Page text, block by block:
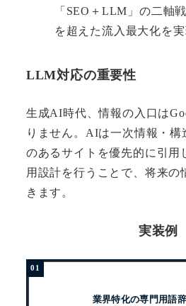
「SEO＋LLM」の二軸
を超えた流入最大化を実
LLM対応の重要性
生成AI時代、情報の入口は
りません。AIは一次情報・構
のあるサイトを優先的に引用
用設計を行うことで、将来の
きます。
実装例
業界特化の専門用語